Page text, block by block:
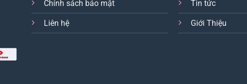
Chính sách bảo mật
Liên hệ
Tin tức
Giới Thiệu